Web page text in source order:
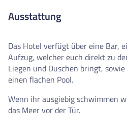
Ausstattung
Das Hotel verfügt über eine Bar,
Aufzug, welcher euch direkt zu
Liegen und Duschen bringt,
einen flachen Pool.
Wenn ihr ausgiebig schwimmen
das Meer vor der Tür.